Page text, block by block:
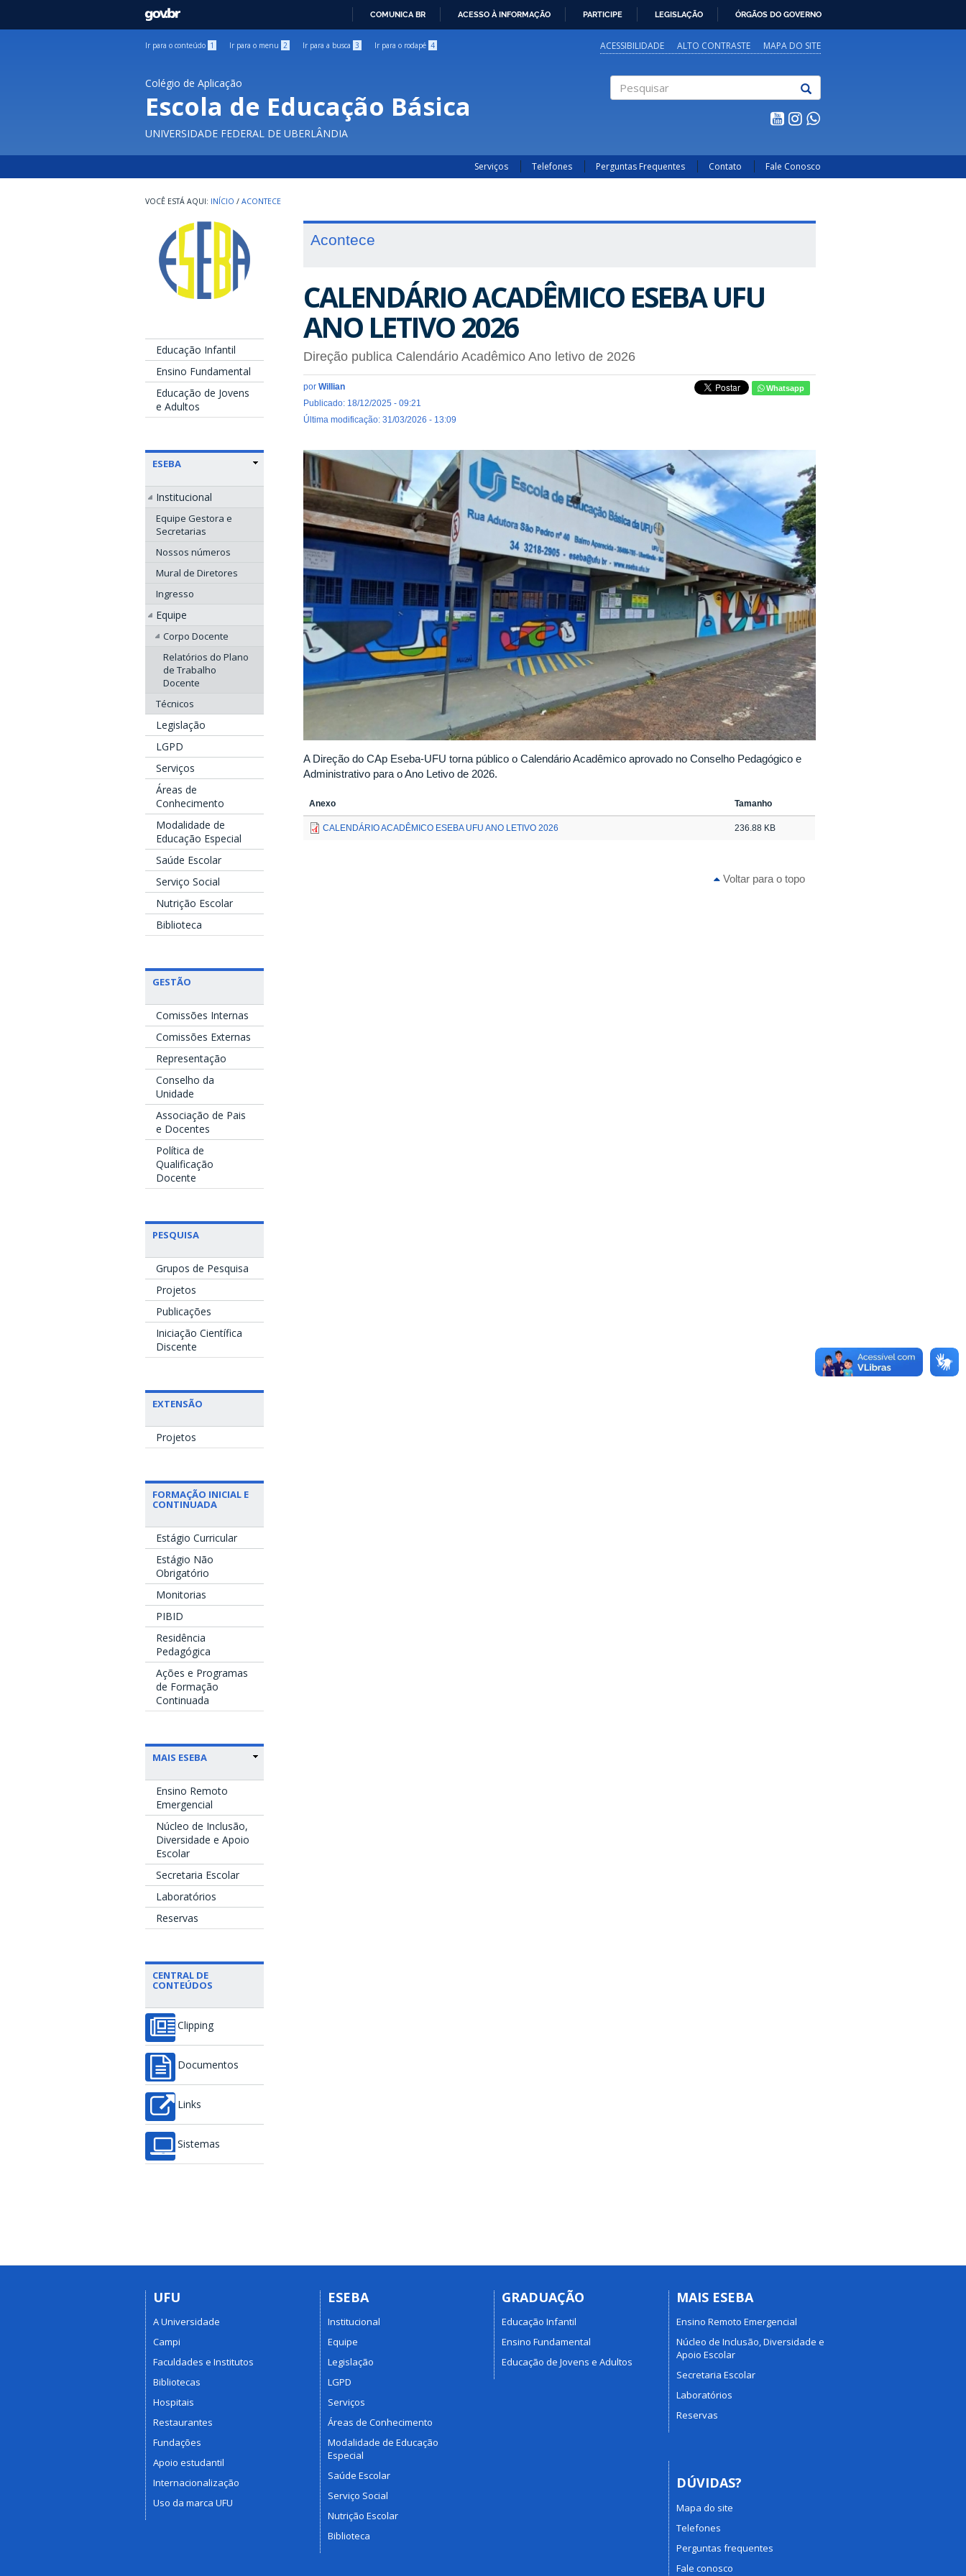
GOVBR
COMUNICA BR ACESSO À INFORMAÇÃO PARTICIPE LEGISLAÇÃO ÓRGÃOS DO GOVERNO
Ir para o conteúdo 1 Ir para o menu 2 Ir para a busca 3 Ir para o rodapé 4 ACESSIBILIDADE ALTO CONTRASTE MAPA DO SITE
Colégio de Aplicação
Escola de Educação Básica
UNIVERSIDADE FEDERAL DE UBERLÂNDIA
Serviços Telefones Perguntas Frequentes Contato Fale Conosco
INÍCIO / ACONTECE
Educação Infantil
Ensino Fundamental
Educação de Jovens
e Adultos
ESEBA
Institucional
Equipe Gestora e
Secretarias
Nossos números
Mural de Diretores
Ingresso
Equipe
Corpo Docente
Relatórios do Plano
de Trabalho
Docente
Técnicos
Legislação
LGPD
Serviços
Áreas de
Conhecimento
Modalidade de
Educação Especial
Saúde Escolar
Serviço Social
Nutrição Escolar
Biblioteca
GESTÃO
Comissões Internas
Comissões Externas
Representação
Conselho da
Unidade
Associação de Pais
e Docentes
Política de
Qualificação
Docente
PESQUISA
Grupos de Pesquisa
Projetos
Publicações
Iniciação Científica
Discente
EXTENSÃO
Projetos
FORMAÇÃO INICIAL E
CONTINUADA
Estágio Curricular
Estágio Não
Obrigatório
Monitorias
PIBID
Residência
Pedagógica
Ações e Programas
de Formação
Continuada
MAIS ESEBA
Ensino Remoto
Emergencial
Núcleo de Inclusão,
Diversidade e Apoio
Escolar
Secretaria Escolar
Laboratórios
Reservas
CENTRAL DE
CONTEÚDOS
Clipping
Documentos
Links
Sistemas
Acontece
CALENDÁRIO ACADÊMICO ESEBA UFU
ANO LETIVO 2026
Direção publica Calendário Acadêmico Ano letivo de 2026
por Willian
Publicado: 18/12/2025 - 09:21
Última modificação: 31/03/2026 - 13:09
Whatsapp
A Direção do CAp Eseba-UFU torna público o Calendário Acadêmico aprovado no Conselho Pedagógico e
Administrativo para o Ano Letivo de 2026.
Anexo Tamanho
CALENDÁRIO ACADÊMICO ESEBA UFU ANO LETIVO 2026 236.88 KB
Voltar para o topo
UFU
A Universidade
Campi
Faculdades e Institutos
Bibliotecas
Hospitais
Restaurantes
Fundações
Apoio estudantil
Internacionalização
Uso da marca UFU
ESEBA
Institucional
Equipe
Legislação
LGPD
Serviços
Áreas de Conhecimento
Modalidade de Educação
Especial
Saúde Escolar
Serviço Social
Nutrição Escolar
Biblioteca
GRADUAÇÃO
Educação Infantil
Ensino Fundamental
Educação de Jovens e Adultos
MAIS ESEBA
Ensino Remoto Emergencial
Núcleo de Inclusão, Diversidade e
Apoio Escolar
Secretaria Escolar
Laboratórios
Reservas
DÚVIDAS?
Mapa do site
Telefones
Perguntas frequentes
Fale conosco